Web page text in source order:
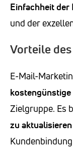
Einfachheit der
und der
Vorteile
E-Mail-
Zielgruppe. Es
zu aktualisieren